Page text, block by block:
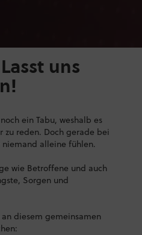
uns
ein Tabu, weshalb es
zu reden. Doch gerade bei
alleine fühlen.
wie Betroffene und auch
Sorgen und
diesem gemeinsamen